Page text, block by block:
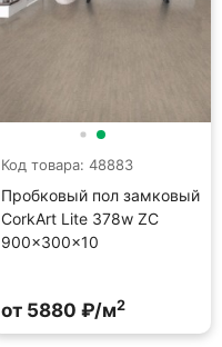
Код товара: 48883
Пробковый пол замковый
CorkArt Lite 378w ZC
900×300×10
от 5880 ₽/м2